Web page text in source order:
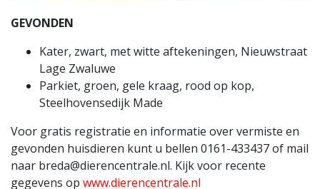
GEVONDEN
Kater, zwart, met witte aftekeningen, Nieuwstraat
Lage Zwaluwe
Parkiet, groen, gele kraag, rood op kop,
Steelhovensedijk Made
Voor gratis registratie en informatie over vermiste en
gevonden huisdieren kunt u bellen 0161-433437 of mail
naar breda@dierencentrale.nl. Kijk voor recente
gegevens op www.dierencentrale.nl